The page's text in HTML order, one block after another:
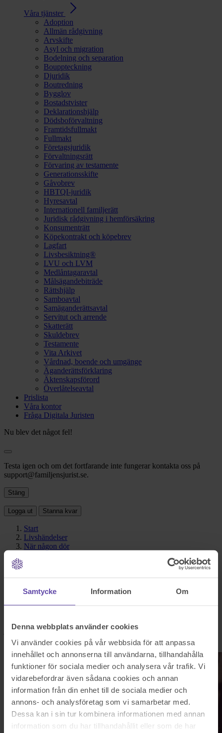
Samtycke Information Om
Denna webbplats använder cookies
Vi använder cookies på vår webbsida för att anpassa
innehållet och annonserna till användarna, tillhandahålla
funktioner för sociala medier och analysera vår trafik. Vi
vidarebefordrar även sådana cookies och annan
information från din enhet till de sociala medier och
annons- och analysföretag som vi samarbetar med.
Dessa kan i sin tur kombinera informationen med annan
information som du har tillhandahållit eller som de har
Våra tjänster
Adoption
Allmän rådgivning
Arvskifte
Asyl och migration
Bodelning och separation
Bouppteckning
Djuridik
Boutredning
Bygglov
Bostadstvister
Deklarationshjälp
Dödsboförvaltning
Framtidsfullmakt
Fullmakt
Företagsjuridik
Förvaltningsrätt
Förvaring av testamente
Generationsskifte
Gåvobrev
HBTQI-juridik
Hyresavtal
Internationell familjerätt
Juridisk rådgivning i hemförsäkring
Konsumenträtt
Köpekontrakt och köpebrev
Lagfart
Livsbesiktning®
LVU och LVM
Medlåntagaravtal
Målsägandebiträde
Rättshjälp
Samboavtal
Samäganderättsavtal
Servitut och arrende
Skatterätt
Skuldebrev
Testamente
Vita Arkivet
Vårdnad, boende och umgänge
Äganderättsförklaring
Äktenskapsförord
Överlåtelseavtal
Prislista
Våra kontor
Fråga Digitala Juristen
Nu blev det något fel!
Testa igen och om det fortfarande inte fungerar kontakta oss på
support@familjensjurist.se.
Stäng
Logga ut Stanna kvar
Start
Livshändelser
När någon dör
När någon dör
Det är ofta en väldigt omtumlande tid för nära och kära efter ett
dödsfall och pappersarbete är det sista man vill tänka på. Ändå
jurister kan avlasta dig genom hela processen, från bouppteckning
till att hjälpa till med arvskifte.